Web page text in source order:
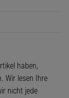
haben,
Wir lesen Ihre
nicht jede